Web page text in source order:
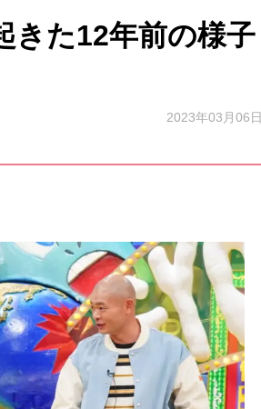
きた12年前の様子
2023年03月06日